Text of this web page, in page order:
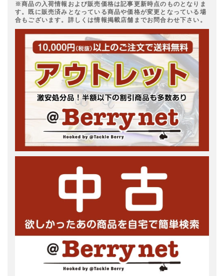
※商品の入荷情報および販売価格は記事更新時点のものとなりま
す。既に販売済みとなっている商品や価格が変更となっている場
合もございます。詳しくは情報掲載店舗までお問合わせ下さい。